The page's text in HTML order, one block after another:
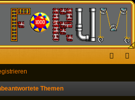
Themen